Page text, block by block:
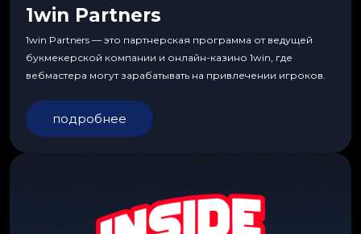
1win Partners
1win Partners — это партнерская программа от ведущей
букмекерской компании и онлайн-казино 1win, где
вебмастера могут зарабатывать на привлечении игроков.
подробнее